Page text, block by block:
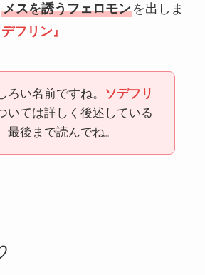
メスを誘うフェロモンを出しま
デフリン』
ろい名前ですね。
ソデフリ
いては詳しく後述している
最後まで読んでね。